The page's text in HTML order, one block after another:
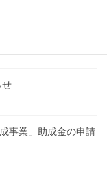
せ
事業」助成金の申請